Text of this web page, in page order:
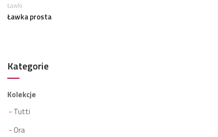
Ławki
Ławka prosta
Kategorie
Kolekcje
Tutti
Ora